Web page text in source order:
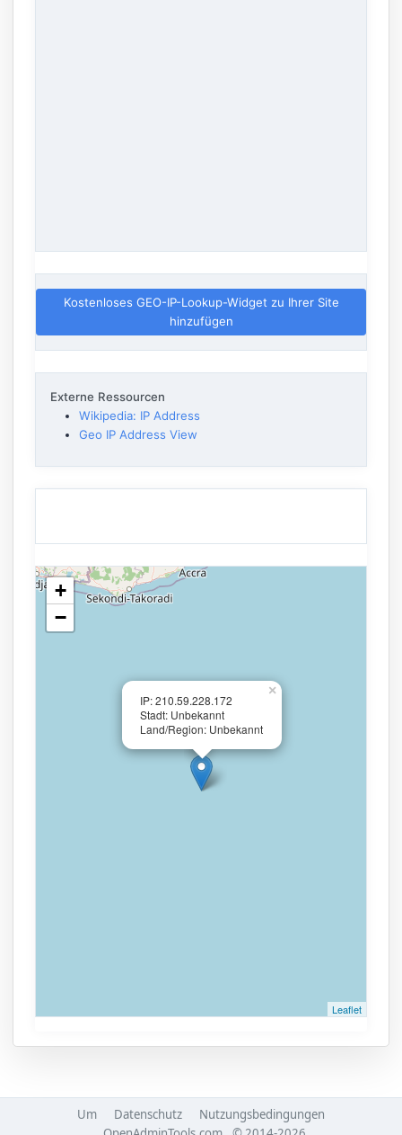
Kostenloses GEO-IP-Lookup-Widget zu Ihrer Site
hinzufügen
Externe Ressourcen
Wikipedia: IP Address
Geo IP Address View
IP: 210.59.228.172
Stadt: Unbekannt
Land/Region: Unbekannt
×
+
−
Leaflet
Um Datenschutz
Nutzungsbedingungen